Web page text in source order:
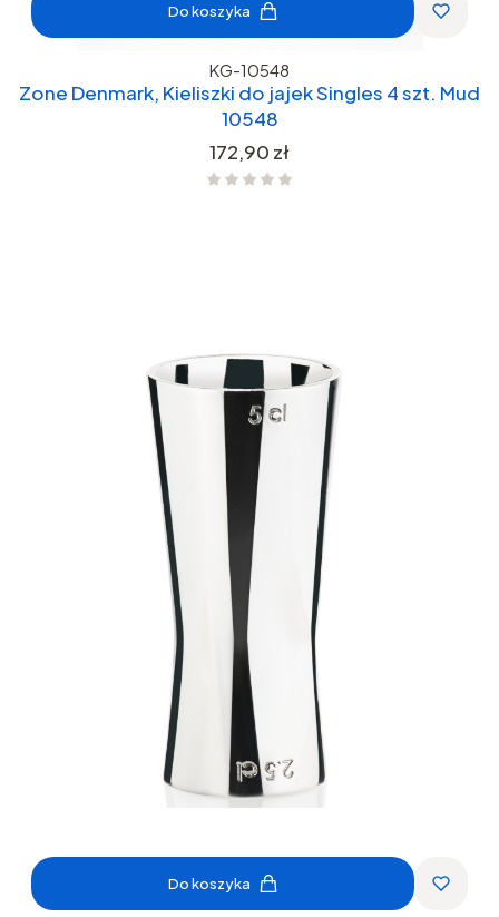
Do koszyka
KG-10548
Zone Denmark, Kieliszki do jajek Singles 4 szt. Mud
10548
Cena
172,90 zł
Do koszyka